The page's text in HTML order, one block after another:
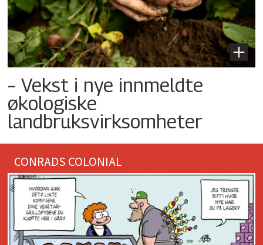
– Vekst i nye innmeldte
økologiske
landbruksvirksomheter
CONRADS COLONIAL